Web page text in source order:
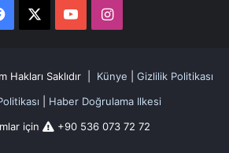
Facebook YouTubeInstagram
Hakları Saklıdır | Künye
Gizlilik Politikası
Haber Doğrulama Ilkesi
için
+90 536 073 72 72